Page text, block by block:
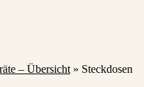
– Übersicht » Steckdosen